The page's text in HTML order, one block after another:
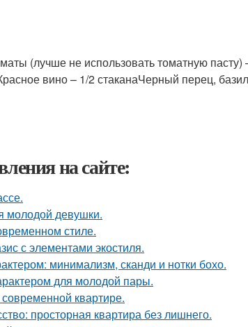
(лучше не использовать томатную пасту)
вино – 1/2 стаканаЧерный перец,
на сайте:
молодой девушки.
стиле.
с элементами экостиля.
минимализм, сканди и нотки бохо.
для молодой пары.
квартире.
просторная квартира без лишнего.